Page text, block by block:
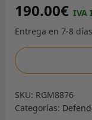
190.00€
Cubierta
del
-
V8
SKU: RGM8876
Categorías: